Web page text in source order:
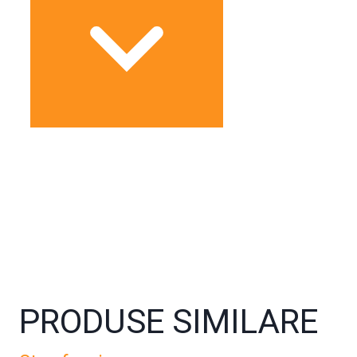
PRODUSE SIMILARE